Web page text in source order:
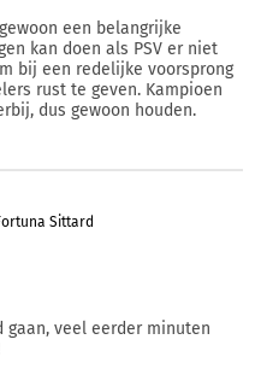
een belangrijke
kan doen als PSV er niet
bij een redelijke voorsprong
rust te geven. Kampioen
dus gewoon houden.
Sittard
veel eerder minuten